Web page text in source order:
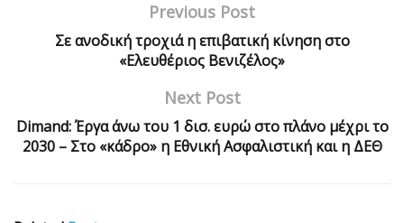
Previous Post
Σε ανοδική τροχιά η επιβατική κίνηση στο
«Ελευθέριος Βενιζέλος»
Next Post
Dimand: Έργα άνω του 1 δισ. ευρώ στο πλάνο μέχρι το
2030 – Στο «κάδρο» η Εθνική Ασφαλιστική και η ΔΕΘ